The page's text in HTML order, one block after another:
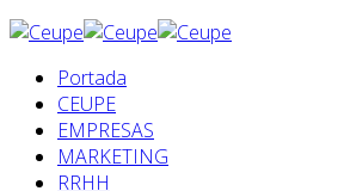
Portada
CEUPE
EMPRESAS
MARKETING
RRHH